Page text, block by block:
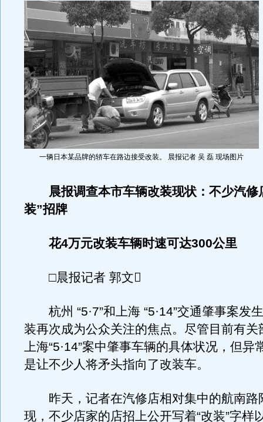
一辆日本某品牌的轿车在路边接受改装。 晨报记者 吴 磊 现场图片
晨报调查本市车辆改装现状：不少汽修
装”招牌
花4万元改装车辆时速可达300公里
□晨报记者 郭文
杭州 “5·7”和上海 “5·14”交通肇事案发
装再次成为公众关注的焦点。尽管目前有关
上海“5·14”案中肇事车辆的具体状况，但异
是让不少人将矛头指向了改装车。
昨天，记者在汽修店相对集中的航南路
现，不少店家的店招上公开写着“改装”字样